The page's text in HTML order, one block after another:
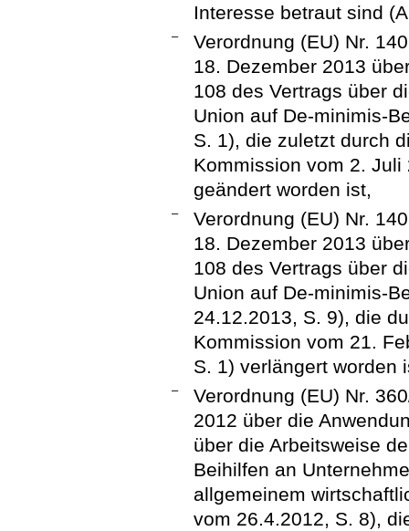
Interesse betraut sind
–
Verordnung (EU) Nr.
18. Dezember 2013
108 des Vertrags über
Union auf De-minimis-
S. 1), die zuletzt durch
Kommission vom 2.
geändert worden ist,
–
Verordnung (EU) Nr.
18. Dezember 2013
108 des Vertrags über
Union auf De-minimis-
24.12.2013, S. 9), die
Kommission vom 21.
S. 1) verlängert worden
–
Verordnung (EU) Nr.
2012 über die
über die Arbeitsweise
Beihilfen an
allgemeinem
vom 26.4.2012, S. 8),